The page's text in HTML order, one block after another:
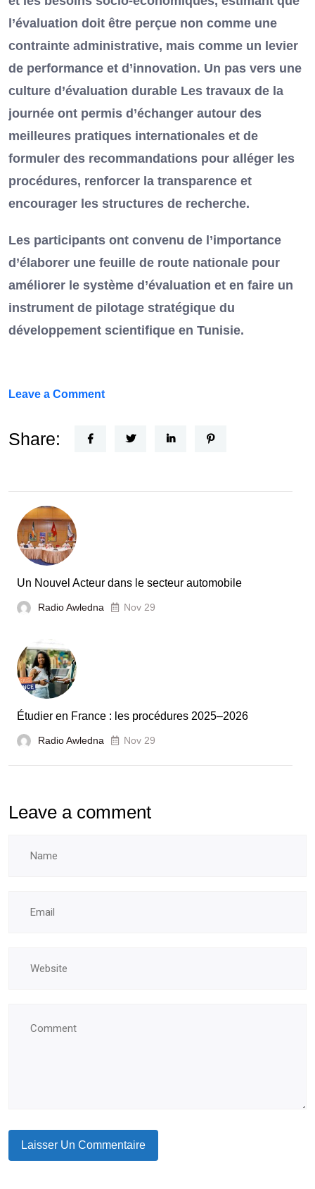
l’évaluation doit être perçue non comme une
contrainte administrative, mais comme un levier
de performance et d’innovation. Un pas vers une
culture d’évaluation durable Les travaux de la
journée ont permis d’échanger autour des
meilleures pratiques internationales et de
formuler des recommandations pour alléger les
procédures, renforcer la transparence et
encourager les structures de recherche.
Les participants ont convenu de l’importance
d’élaborer une feuille de route nationale pour
améliorer le système d’évaluation et en faire un
instrument de pilotage stratégique du
développement scientifique en Tunisie.
Leave a Commenton
Horizon
la
France
et
écoles
Share:
Un Nouvel Acteur dans le secteur automobile
Radio Awledna Nov 29
Étudier en France : les procédures 2025–2026
Radio Awledna Nov 29
Leave a comment